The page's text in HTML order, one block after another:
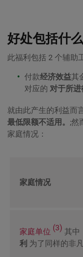
好处包括什
此福利包括 2 个辅助
付款经济效益其
对应的 对于所
就由此产生的利益而
最低限额不适用。 ;然
家庭情况：
家庭情况
家庭单位 (3) 其中
利 为了同样的非凡